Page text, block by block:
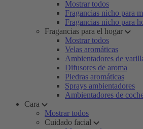
Mostrar todos
Fragancias nicho para
Fragancias nicho para
Fragancias para el hogar
Mostrar todos
Velas aromáticas
Ambientadores de
Difusores de aroma
Piedras aromáticas
Sprays ambientadores
Ambientadores de
Cara
Mostrar todos
Cuidado facial